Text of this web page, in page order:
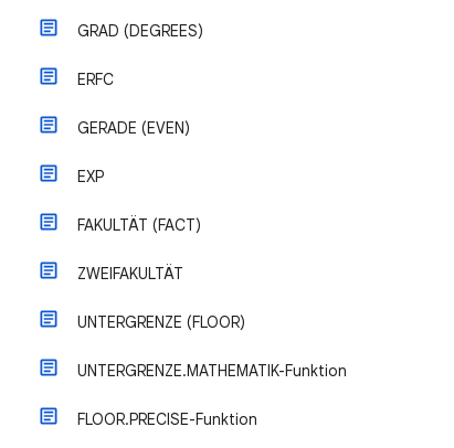
GRAD (DEGREES)
ERFC
GERADE (EVEN)
EXP
FAKULTÄT (FACT)
ZWEIFAKULTÄT
UNTERGRENZE (FLOOR)
UNTERGRENZE.MATHEMATIK-Funktion
FLOOR.PRECISE-Funktion